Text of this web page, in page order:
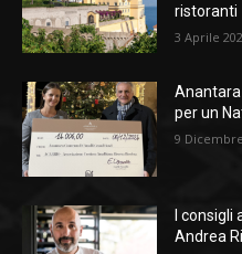
ristoranti
3 Aprile
per un
9
I
Andrea